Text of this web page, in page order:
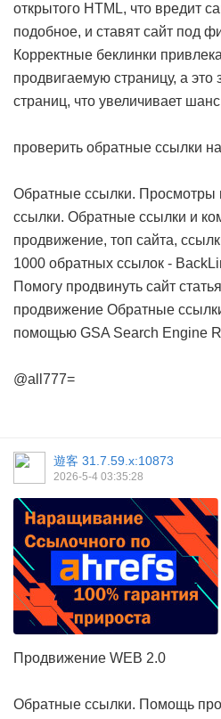
открытого HTML, что вредит
подобное, и ставят сайт под
Корректные беклинки
продвигаемую страницу, а это
страниц, что увеличивает
проверить обратные ссылки
Обратные ссылки. Просмотры
ссылки. Обратные ссылки и
продвижение, топ сайта,
1000 обратных ссылок -
Помогу продвинуть сайт
продвижение Обратные
помощью GSA Search Engine
@all777=
遊客 31.7.59.x:10873
2026-5-4 03:35:28
Продвижение WEB 2.0
Обратные ссылки. Помощь